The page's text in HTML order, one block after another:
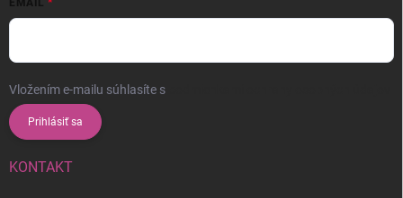
EMAIL
Vložením e-mailu súhlasíte s
Prihlásiť sa
KONTAKT